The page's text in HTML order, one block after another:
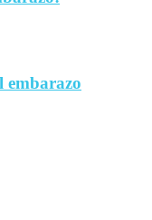
embarazo